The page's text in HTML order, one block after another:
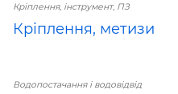
Кріплення, інструмент, ПЗ
Кріплення, метизи
Водопостачання і водовідвід